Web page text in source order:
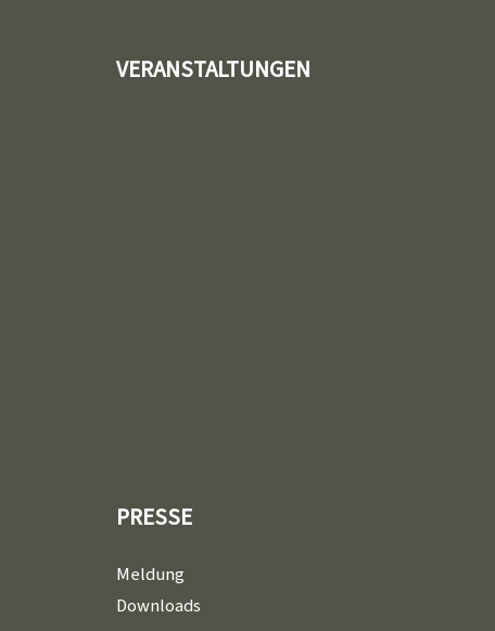
VERANSTALTUNGEN
PRESSE
Meldung
Downloads